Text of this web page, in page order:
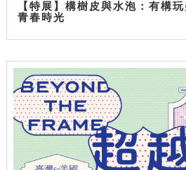
【特展】構樹皮與水泡：有構
青春時光